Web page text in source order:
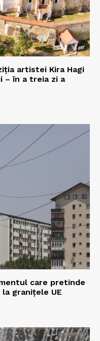
artistei Kira Hagi
– în a treia zi a
care pretinde
granițele UE